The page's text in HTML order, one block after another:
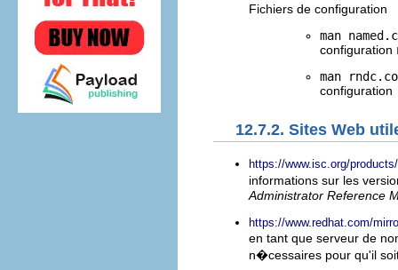
Fichiers de configuration
man
configuration
man
configuration
12.7.2. Sites Web
https://www.isc.org/
informations sur les
Administrator Reference
https://www.redhat.com/
en tant que serveur de
n�cessaires pour qu'il